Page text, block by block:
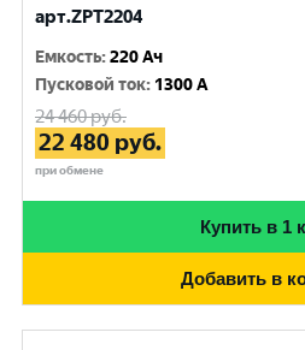
арт.ZPT2204
Емкость:220 Ач
Пусковой ток: 1300 A
24 460руб.
22 480 руб.
при обмене
Купить в 1
Добавить в